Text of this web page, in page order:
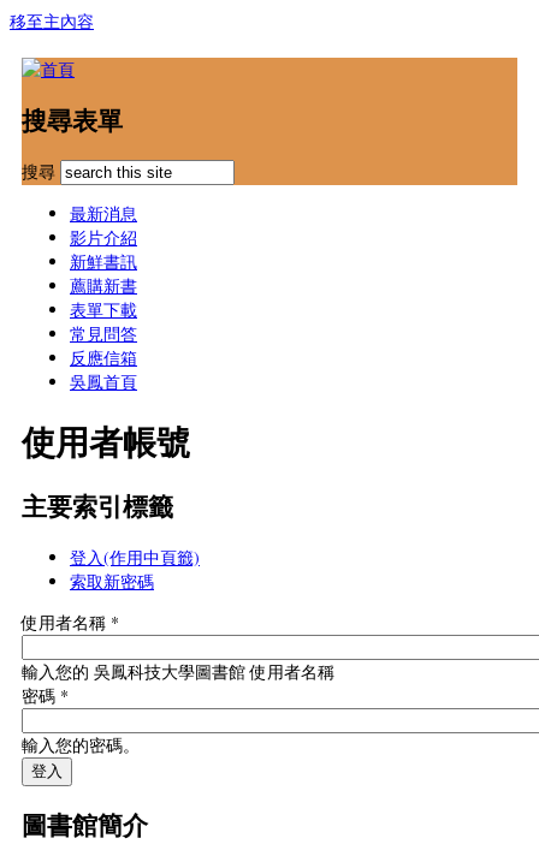
移至主內容
搜尋表單
搜尋
最新消息
影片介紹
新鮮書訊
薦購新書
表單下載
常見問答
反應信箱
吳鳳首頁
使用者帳號
主要索引標籤
登入(作用中頁籤)
索取新密碼
使用者名稱 *
輸入您的 吳鳳科技大學圖書館 使用者名稱
密碼 *
輸入您的密碼。
圖書館簡介